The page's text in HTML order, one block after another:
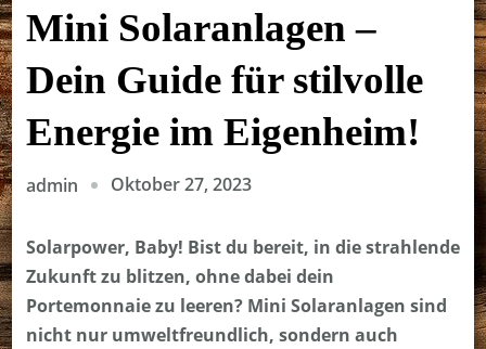
Mini Solaranlagen –
Dein Guide für stilvolle
Energie im Eigenheim!
admin Oktober 27, 2023
Solarpower, Baby! Bist du bereit, in die strahlende
Zukunft zu blitzen, ohne dabei dein
Portemonnaie zu leeren? Mini Solaranlagen sind
nicht nur umweltfreundlich, sondern auch